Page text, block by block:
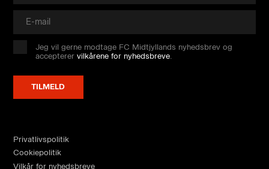
Jeg vil gerne modtage FC Midtjyllands nyhedsbrev og
accepterervilkårene for nyhedsbreve.
Privatlivspolitik
Cookiepolitik
Vilkår for nyhedsbreve